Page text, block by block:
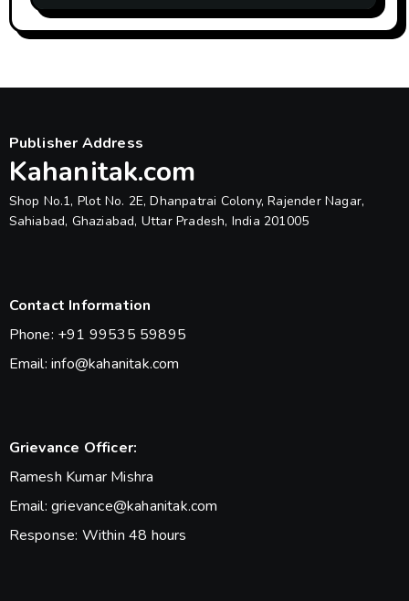
Publisher Address
Kahanitak.com
Shop No.1, Plot No. 2E, Dhanpatrai Colony, Rajender Nagar,
Sahiabad, Ghaziabad, Uttar Pradesh, India 201005
Contact Information
Phone: +91 99535 59895
Email: info@kahanitak.com
Grievance Officer:
Ramesh Kumar Mishra
Email: grievance@kahanitak.com
Response: Within 48 hours